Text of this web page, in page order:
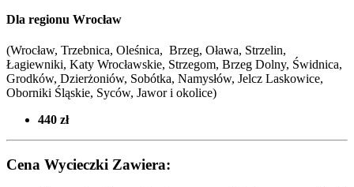
Dla regionu Wrocław
(Wrocław, Trzebnica, Oleśnica, Brzeg, Oława, Strzelin,
Łagiewniki, Katy Wrocławskie, Strzegom, Brzeg Dolny, Świdnica,
Grodków, Dzierżoniów, Sobótka, Namysłów, Jelcz Laskowice,
Oborniki Śląskie, Syców, Jawor i okolice)
440 zł
Cena Wycieczki Zawiera: